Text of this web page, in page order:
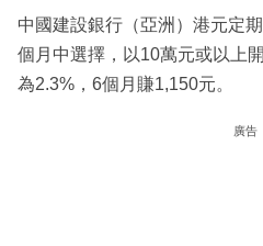
中國建設銀行（亞洲）港元定
個月中選擇，以10萬元或以上
為2.3%，6個月賺1,150元。
廣告